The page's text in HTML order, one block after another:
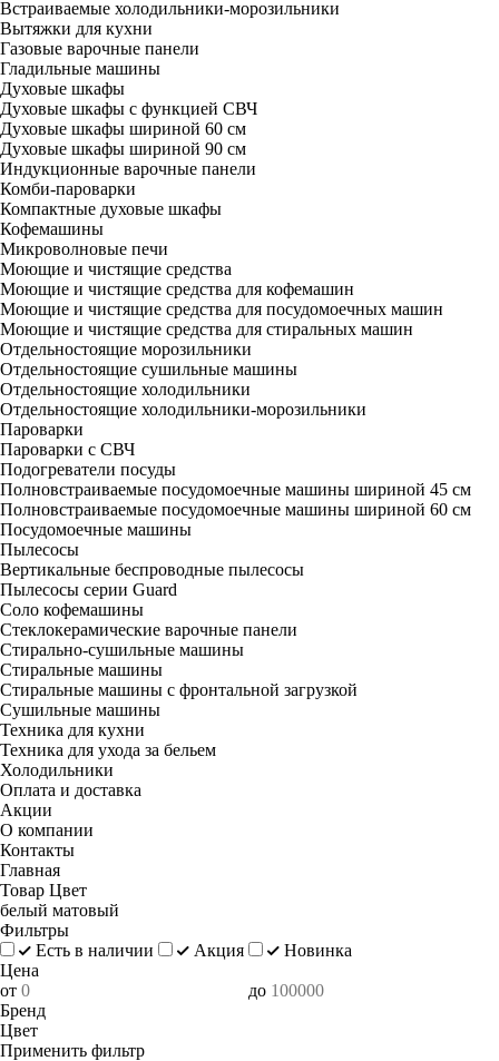
Встраиваемые холодильники-морозильники
Вытяжки для кухни
Газовые варочные панели
Гладильные машины
Духовые шкафы
Духовые шкафы с функцией СВЧ
Духовые шкафы шириной 60 см
Духовые шкафы шириной 90 см
Индукционные варочные панели
Комби-пароварки
Компактные духовые шкафы
Кофемашины
Микроволновые печи
Моющие и чистящие средства
Моющие и чистящие средства для кофемашин
Моющие и чистящие средства для посудомоечных машин
Моющие и чистящие средства для стиральных машин
Отдельностоящие морозильники
Отдельностоящие сушильные машины
Отдельностоящие холодильники
Отдельностоящие холодильники-морозильники
Пароварки
Пароварки с СВЧ
Подогреватели посуды
Полновстраиваемые посудомоечные машины шириной 45 см
Полновстраиваемые посудомоечные машины шириной 60 см
Посудомоечные машины
Пылесосы
Вертикальные беспроводные пылесосы
Пылесосы серии Guard
Соло кофемашины
Стеклокерамические варочные панели
Стирально-сушильные машины
Стиральные машины
Стиральные машины с фронтальной загрузкой
Сушильные машины
Техника для кухни
Техника для ухода за бельем
Холодильники
Оплата и доставка
Акции
О компании
Контакты
Главная
Товар Цвет
белый матовый
Фильтры
Есть в наличии
Акция
Новинка
Цена
от
до
Бренд
Цвет
Применить фильтр